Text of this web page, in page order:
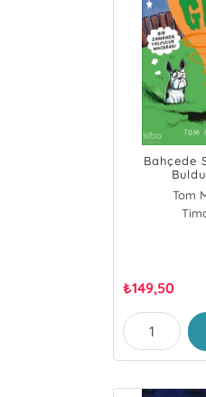
Bahçede
Tom
₺149,50